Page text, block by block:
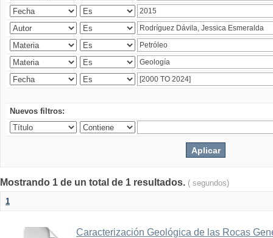
Nuevos filtros:
Mostrando 1 de un total de 1 resultados. ( segundos)
1
Caracterización Geológica de las Rocas